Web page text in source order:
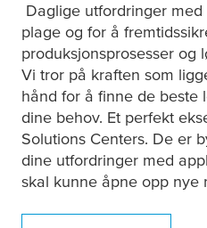
Daglige utfordringer
plage og for å
produksjonsprosesser og
Vi tror på kraften som
hånd for å finne de beste
dine behov. Et perfekt
Solutions Centers. De er
dine utfordringer med
skal kunne åpne opp nye